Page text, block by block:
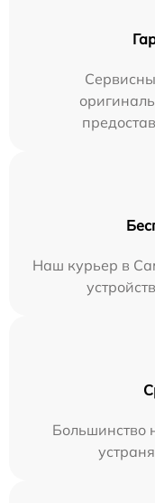
Наш курьер в
Большинство